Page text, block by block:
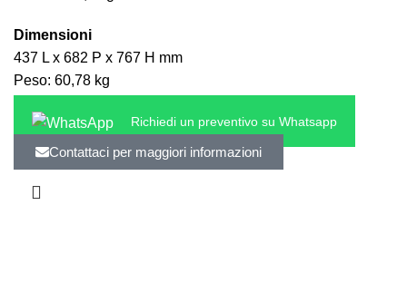
Dimensioni
437 L x 682 P x 767 H mm
Peso: 60,78 kg
Richiedi un preventivo su Whatsapp
Contattaci per maggiori informazioni